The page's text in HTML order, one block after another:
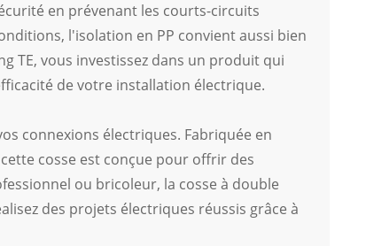
en prévenant les courts-circuits
l'isolation en PP convient aussi bien
TE, vous investissez dans un produit qui
de votre installation électrique.
connexions électriques. Fabriquée en
cosse est conçue pour offrir des
ou bricoleur, la cosse à double
des projets électriques réussis grâce à